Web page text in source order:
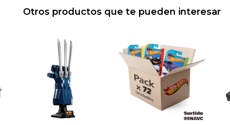
Otros productos que te pueden interesar